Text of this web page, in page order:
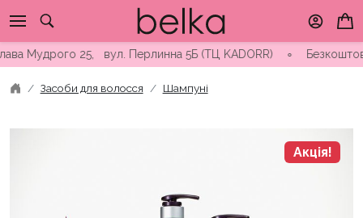
to
content25, вул. Перлинна 5Б (ТЦ KADORR) ∘ Безкоштовна
Засоби для волосся Шампуні
Акція!